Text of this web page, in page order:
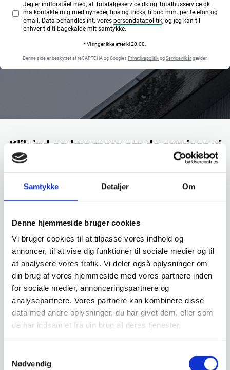
Samtykke Detaljer Om
Denne hjemmeside bruger cookies
Vi bruger cookies til at tilpasse vores indhold og
annoncer, til at vise dig funktioner til sociale medier og til
at analysere vores trafik. Vi deler også oplysninger om
din brug af vores hjemmeside med vores partnere inden
for sociale medier, annonceringspartnere og
analysepartnere. Vores partnere kan kombinere disse
data med andre oplysninger, du har givet dem, eller som
de har indsamlet fra din brug af deres tjenester.
Nødvendig
Jeg er indforstået med, at Totalalgeservice.dk og Totalhusservice.dk
må kontakte mig med nyheder, tips og tricks, tilbud mm. per telefon og
email. Data behandles iht. vores persondatapolitik, og jeg kan til
enhver tid tilbagekalde mit samtykke.
* Vi ringer ikke efter kl 20.00.
Denne side er beskyttet af reCAPTCHA og Googles Privatlivspolitik og Servicevilkår gælder.
Klik ind og læs mere om de services vi
Fliserens Træterrasserens Tagrens